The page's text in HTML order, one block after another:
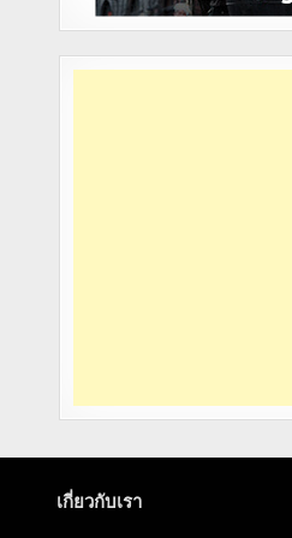
เกี่ยวกับเรา